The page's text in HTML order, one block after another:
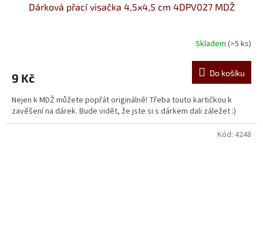
Dárková přací visačka 4,5x4,5 cm 4DPV027 MDŽ
Skladem (>5 ks)
9 Kč Do košíku
Nejen k MDŽ můžete popřát originálně! Třeba touto kartičkou k
zavěšení na dárek. Bude vidět, že jste si s dárkem dali záležet :)
Kód: 4248